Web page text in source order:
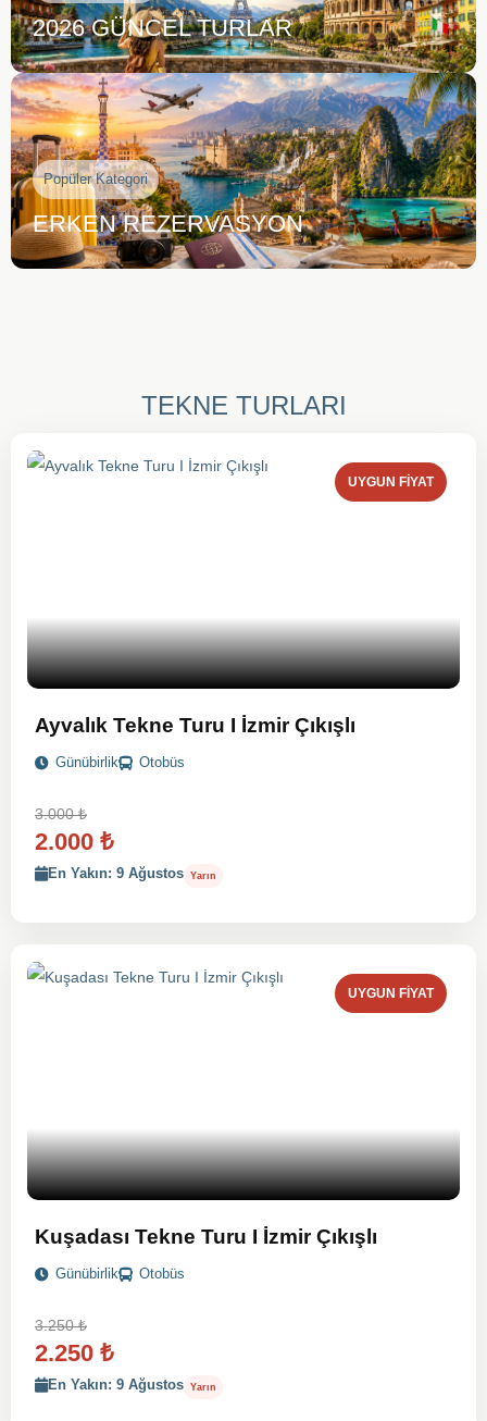
2026 GÜNCEL TURLAR
Popüler Kategori
ERKEN REZERVASYON
TEKNE TURLARI
UYGUN FIYAT
Ayvalık Tekne Turu I İzmir Çıkışlı
Günübirlik Otobüs
3.000₺
2.000 ₺
En Yakın: 9 Ağustos Yarın
UYGUN FIYAT
Kuşadası Tekne Turu I İzmir Çıkışlı
Günübirlik Otobüs
3.250₺
2.250 ₺
En Yakın: 9 Ağustos Yarın